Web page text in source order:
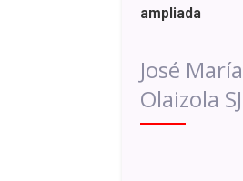
ampliada
José
Olaizola SJ